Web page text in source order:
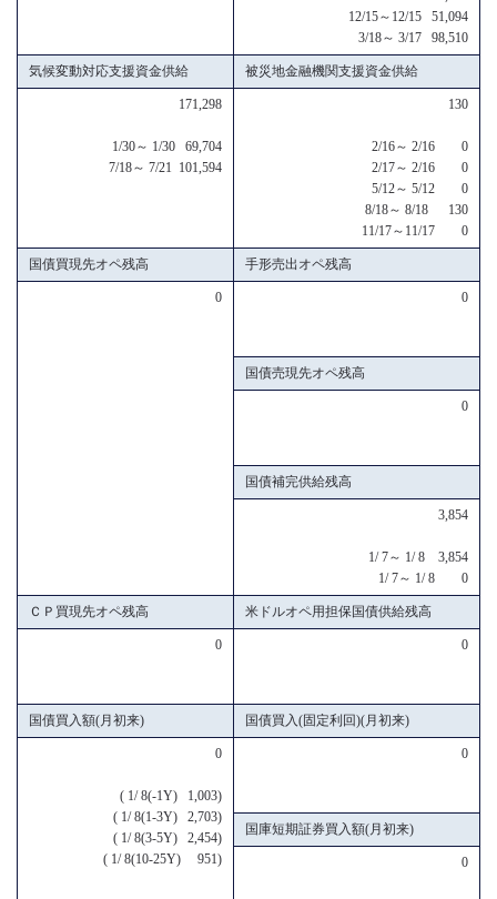
12/15～12/15 51,094
3/18～ 3/17 98,510
気候変動対応支援資金供給 被災地金融機関支援資金供給
171,298
1/30～ 1/30 69,704
7/18～ 7/21 101,594
130
2/16～ 2/16 0
2/17～ 2/16 0
5/12～ 5/12 0
8/18～ 8/18 130
11/17～11/17 0
国債買現先オペ残高 手形売出オペ残高
0 0
国債売現先オペ残高
0
国債補完供給残高
3,854
1/ 7～ 1/ 8 3,854
1/ 7～ 1/ 8 0
ＣＰ買現先オペ残高 米ドルオペ用担保国債供給残高
0 0
国債買入額(月初来) 国債買入(固定利回)(月初来)
0
( 1/ 8(-1Y) 1,003)
( 1/ 8(1-3Y) 2,703)
( 1/ 8(3-5Y) 2,454)
( 1/ 8(10-25Y) 951)
0
国庫短期証券買入額(月初来)
0